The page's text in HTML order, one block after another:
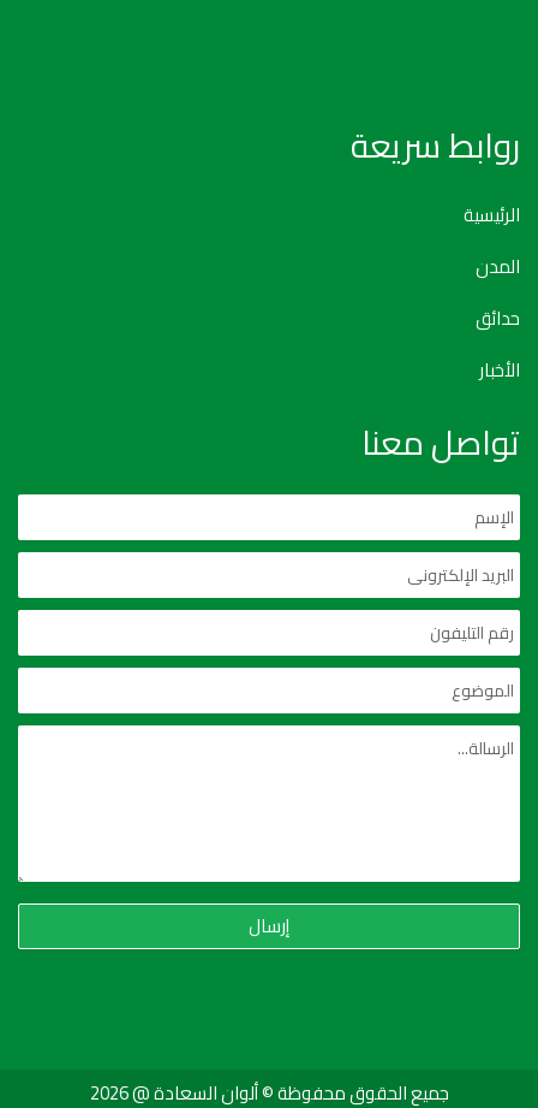
روابط سريعة
الرئيسية
المدن
حدائق
الأخبار
تواصل معنا
إرسال
جميع الحقوق محفوظة © ألوان السعادة @ 2026